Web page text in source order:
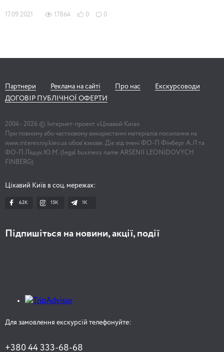
17.09.2021 17864 0 0
Партнери Реклама на сайті Про нас
Екскурсоводи
ДОГОВІР ПУБЛІЧНОЇ ОФЕРТИ
2004 - 2026 © Інтернет-проект «Цікавий Київ»
При повному або частковому використанні матеріалів посилання на
www.interesniy.kiev.ua обов'язкове. Діє від імені ФО-П Фінберг А.Л та
ФО-П Ліщук Ю.М. (legal business name ARSENII LEONIDOVYCH
FINBERG)
Цікавий Київ в соц. мережах:
62K 15K 1К
Підпишіться на новини, акції, події
Для замовлення екскурсій телефонуйте:
+380 44 333-68-68